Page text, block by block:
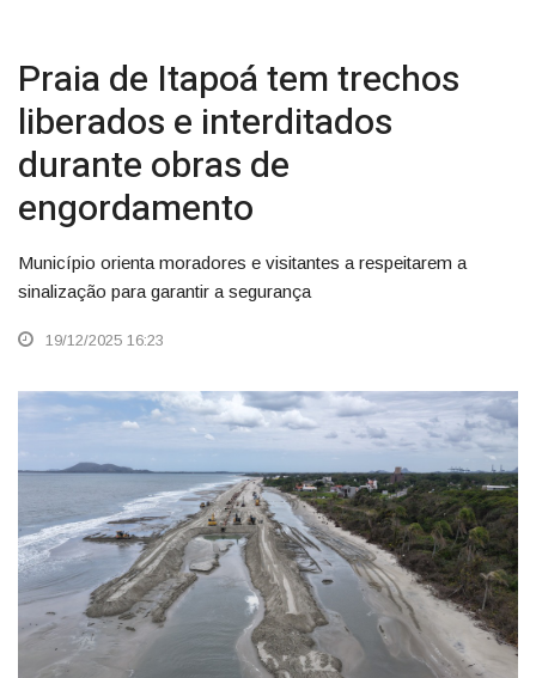
Praia de Itapoá tem trechos
liberados e interditados
durante obras de
engordamento
Município orienta moradores e visitantes a respeitarem a
sinalização para garantir a segurança
19/12/2025 16:23